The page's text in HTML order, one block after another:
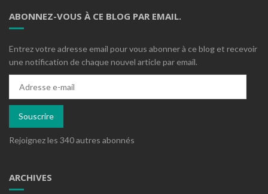
ABONNEZ-VOUS À CE BLOG PAR EMAIL.
Entrez votre adresse email pour vous abonner à ce blog et recevoir
une notification de chaque nouvel article par email.
mail
Souscrire
Rejoignez les 340 autres abonnés
ARCHIVES